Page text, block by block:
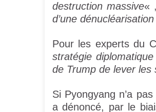
destruction massive«
d’une
Pour les experts du
stratégie
de Trump de lever
Si Pyongyang n’a
a dénoncé, par le